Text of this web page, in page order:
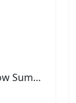
Nike Dunk Low Summit White Midnight Navy